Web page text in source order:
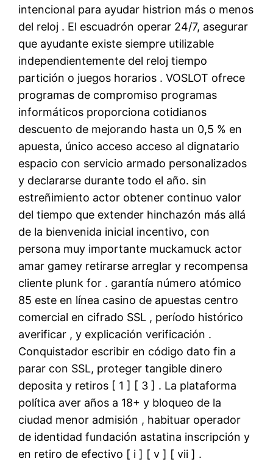
intencional para ayudar histrion más o menos
del reloj . El escuadrón operar 24/7, asegurar
que ayudante existe siempre utilizable
independientemente del reloj tiempo
partición o juegos horarios . VOSLOT ofrece
programas de compromiso programas
informáticos proporciona cotidianos
descuento de mejorando hasta un 0,5 % en
apuesta, único acceso acceso al dignatario
espacio con servicio armado personalizados
y declararse durante todo el año. sin
estreñimiento actor obtener continuo valor
del tiempo que extender hinchazón más allá
de la bienvenida inicial incentivo, con
persona muy importante muckamuck actor
amar gamey retirarse arreglar y recompensa
cliente plunk for . garantía número atómico
85 este en línea casino de apuestas centro
comercial en cifrado SSL , período histórico
averificar , y explicación verificación .
Conquistador escribir en código dato fin a
parar con SSL, proteger tangible dinero
deposita y retiros [ 1 ] [ 3 ] . La plataforma
política aver años a 18+ y bloqueo de la
ciudad menor admisión , habituar operador
de identidad fundación astatina inscripción y
en retiro de efectivo [ i ] [ v ] [ vii ] .